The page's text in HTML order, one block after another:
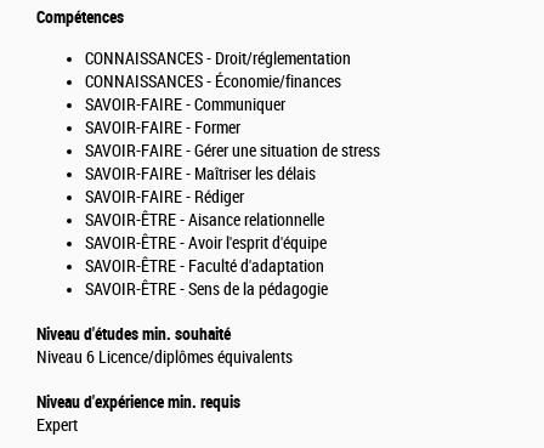
Compétences
CONNAISSANCES - Droit/réglementation
CONNAISSANCES - Économie/finances
SAVOIR-FAIRE - Communiquer
SAVOIR-FAIRE - Former
SAVOIR-FAIRE - Gérer une situation de stress
SAVOIR-FAIRE - Maîtriser les délais
SAVOIR-FAIRE - Rédiger
SAVOIR-ÊTRE - Aisance relationnelle
SAVOIR-ÊTRE - Avoir l'esprit d'équipe
SAVOIR-ÊTRE - Faculté d'adaptation
SAVOIR-ÊTRE - Sens de la pédagogie
Niveau d'études min. souhaité
Niveau 6 Licence/diplômes équivalents
Niveau d'expérience min. requis
Expert